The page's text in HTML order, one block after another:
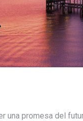
una promesa del